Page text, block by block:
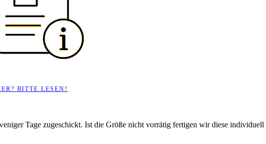
BITTE LESEN!
Tage zugeschickt. Ist die Größe nicht vorrätig fertigen wir diese individuell